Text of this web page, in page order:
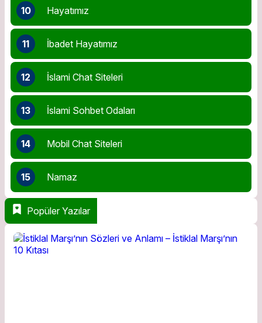
10 Hayatımız
11 İbadet Hayatımız
12 İslami Chat Siteleri
13 İslami Sohbet Odaları
14 Mobil Chat Siteleri
15 Namaz
Popüler Yazılar